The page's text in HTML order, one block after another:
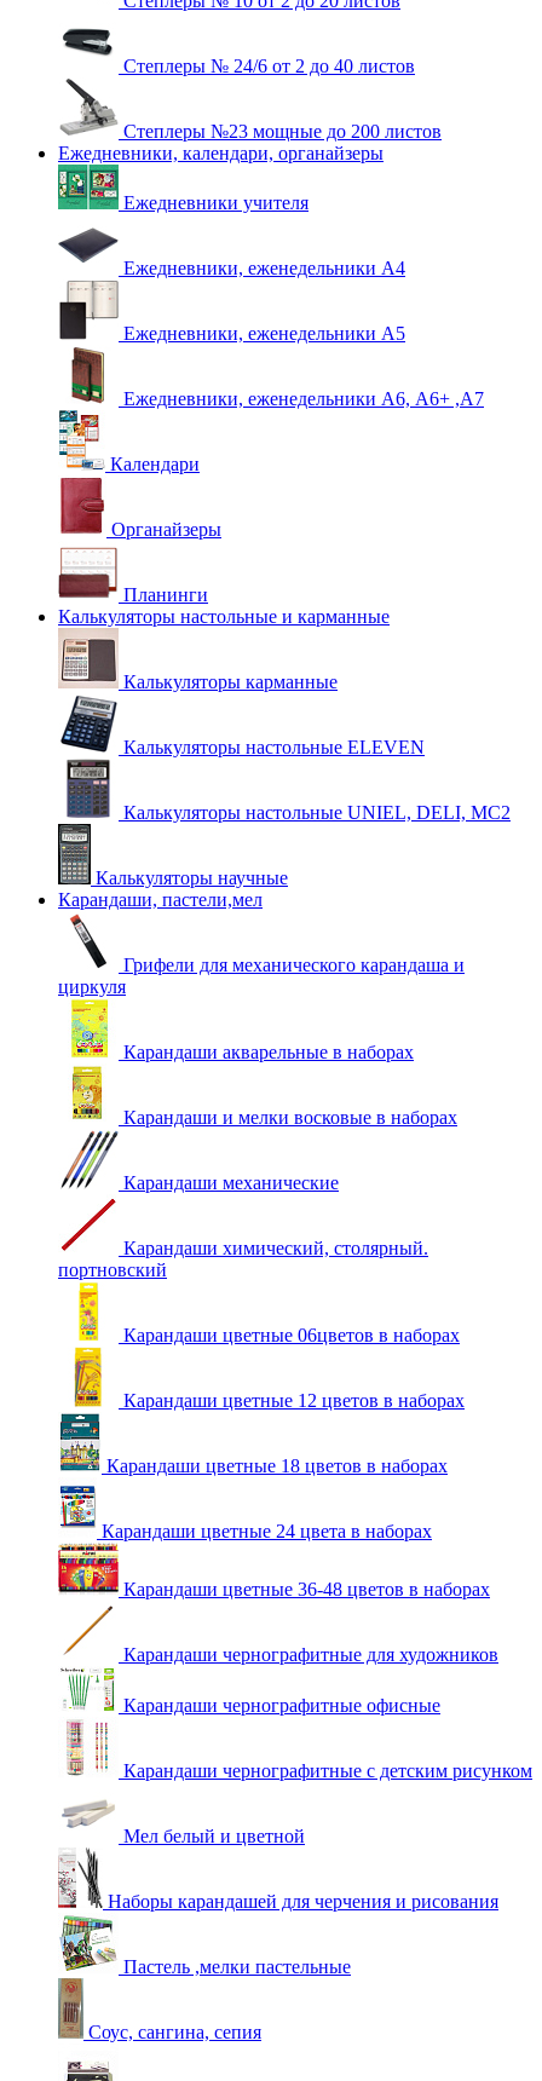
Степлеры № 24/6 от 2 до 40 листов
Степлеры №23 мощные до 200 листов
Ежедневники, календари, органайзеры
Ежедневники учителя
Ежедневники, еженедельники А4
Ежедневники, еженедельники А5
Ежедневники, еженедельники А6, А6+ ,А7
Календари
Органайзеры
Планинги
Калькуляторы настольные и карманные
Калькуляторы карманные
Калькуляторы настольные ELEVEN
Калькуляторы настольные UNIEL, DELI, MC2
Калькуляторы научные
Карандаши, пастели,мел
Грифели для механического карандаша и
циркуля
Карандаши акварельные в наборах
Карандаши и мелки восковые в наборах
Карандаши механические
Карандаши химический, столярный.
портновский
Карандаши цветные 06цветов в наборах
Карандаши цветные 12 цветов в наборах
Карандаши цветные 18 цветов в наборах
Карандаши цветные 24 цвета в наборах
Карандаши цветные 36-48 цветов в наборах
Карандаши чернографитные для художников
Карандаши чернографитные офисные
Карандаши чернографитные с детским рисунком
Мел белый и цветной
Наборы карандашей для черчения и рисования
Пастель ,мелки пастельные
Соус, сангина, сепия